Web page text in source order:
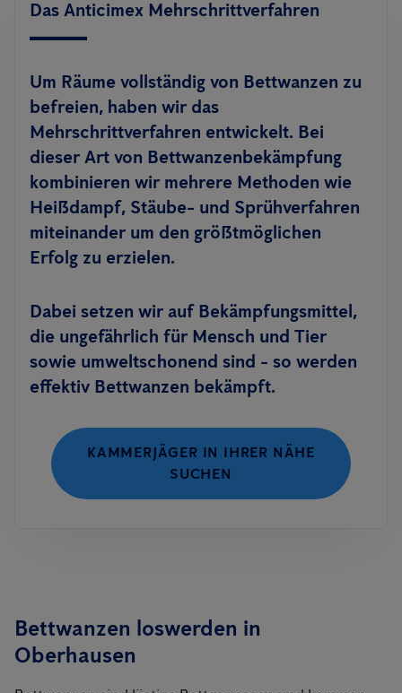
Das Anticimex Mehrschrittverfahren
Um Räume vollständig von Bettwanzen zu
befreien, haben wir das
Mehrschrittverfahren entwickelt. Bei
dieser Art von Bettwanzenbekämpfung
kombinieren wir mehrere Methoden wie
Heißdampf, Stäube- und Sprühverfahren
miteinander um den größtmöglichen
Erfolg zu erzielen.
Dabei setzen wir auf Bekämpfungsmittel,
die ungefährlich für Mensch und Tier
sowie umweltschonend sind - so werden
effektiv Bettwanzen bekämpft.
KAMMERJÄGER IN IHRER NÄHE
SUCHEN
Bettwanzen loswerden in
Oberhausen